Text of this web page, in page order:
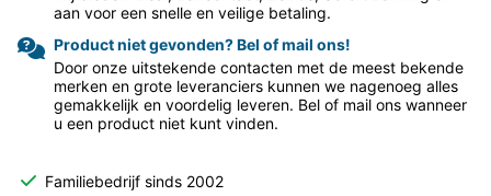
aan voor een snelle en veilige betaling.
Product niet gevonden? Bel of mail ons!
Door onze uitstekende contacten met de meest bekende
merken en grote leveranciers kunnen we nagenoeg alles
gemakkelijk en voordelig leveren. Bel of mail ons wanneer
u een product niet kunt vinden.
Familiebedrijf sinds 2002